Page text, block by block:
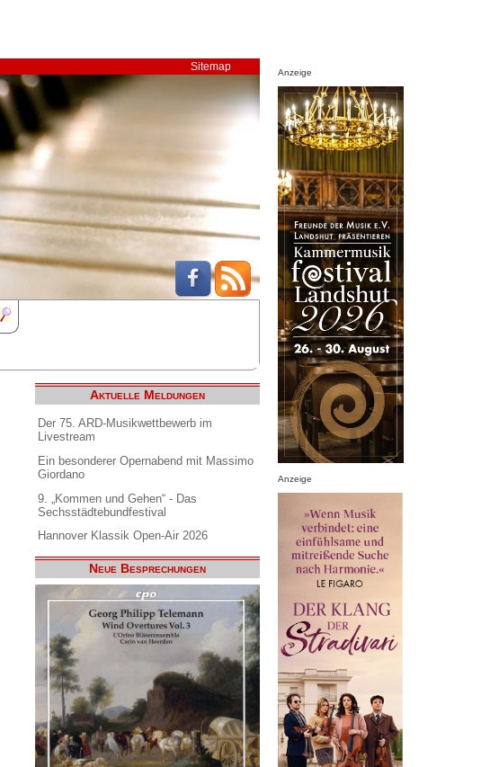
Sitemap
Aktuelle Meldungen
Der 75. ARD-Musikwettbewerb im
Livestream
Ein besonderer Opernabend mit Massimo
Giordano
9. „Kommen und Gehen“ - Das
Sechsstädtebundfestival
Hannover Klassik Open-Air 2026
Neue Besprechungen
Anzeige
Anzeige